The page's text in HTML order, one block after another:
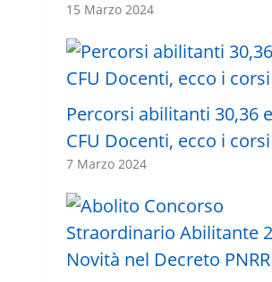
15 Marzo 2024
Percorsi abilitanti 30,36
CFU Docenti, ecco i
7 Marzo 2024